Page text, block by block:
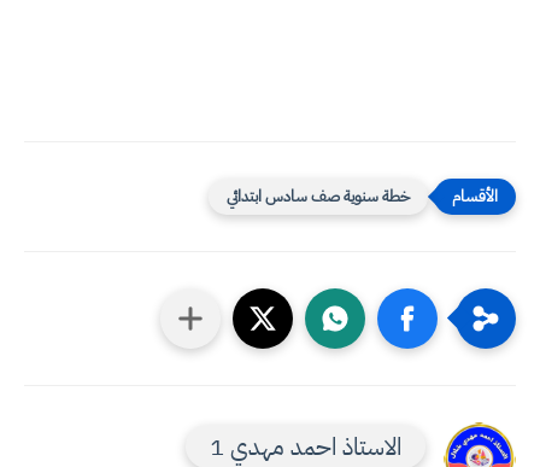
خطة سنوية صف سادس ابتدائي
الاستاذ احمد مهدي 1